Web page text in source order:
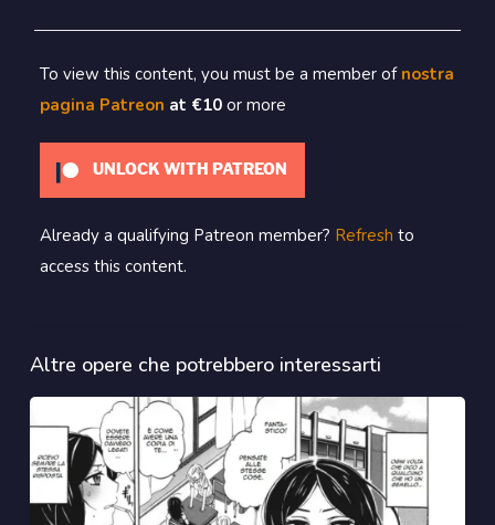
To view this content, you must be a member of nostra
pagina Patreon at €10 or more
UNLOCK WITH PATREON
Already a qualifying Patreon member? Refresh to
access this content.
Altre opere che potrebbero interessarti